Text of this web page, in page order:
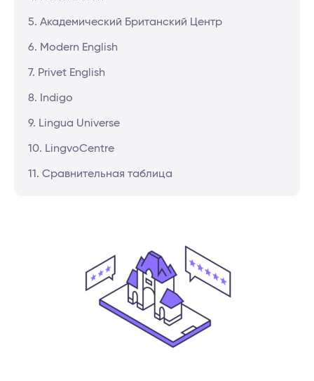
5. Академический Британский Центр
6. Modern English
7. Privet English
8. Indigo
9. Lingua Universe
10. LingvoCentre
11. Сравнительная таблица